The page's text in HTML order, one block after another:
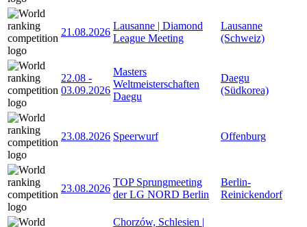
21.08.2026
Lausanne | Diamond
League Meeting
Lausanne
(Schweiz)
22.08 -
03.09.2026
Masters
Weltmeisterschaften
Daegu
Daegu
(Südkorea)
23.08.2026 Speerwurf Offenburg
23.08.2026
TOP Sprungmeeting
der LG NORD Berlin
Berlin-
Reinickendorf
Chorzów, Schlesien |